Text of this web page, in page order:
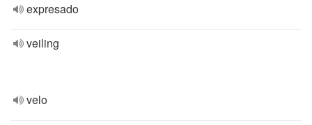
expresado
veiling
velo